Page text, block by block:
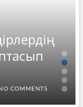
COMMENTS